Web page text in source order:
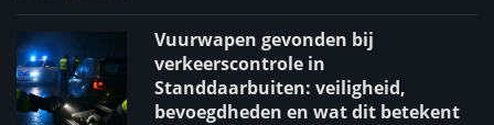
Vuurwapen gevonden bij
verkeerscontrole in
Standdaarbuiten: veiligheid,
bevoegdheden en wat dit betekent